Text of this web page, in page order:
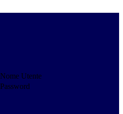
Nome Utente
Password